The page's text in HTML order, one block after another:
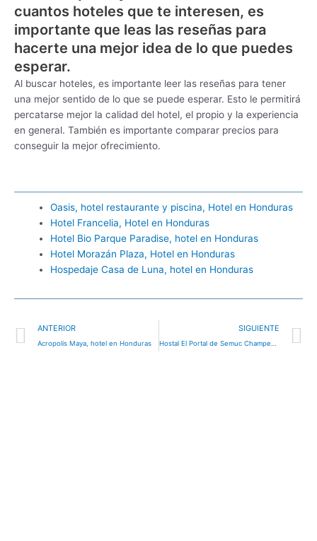
cuantos hoteles que te interesen, es
importante que leas las reseñas para
hacerte una mejor idea de lo que puedes
esperar.
Al buscar hoteles, es importante leer las reseñas para tener
una mejor sentido de lo que se puede esperar. Esto le permitirá
percatarse mejor la calidad del hotel, el propio y la experiencia
en general. También es importante comparar precios para
conseguir la mejor ofrecimiento.
Oasis, hotel restaurante y piscina, Hotel en Honduras
Hotel Francelia, Hotel en Honduras
Hotel Bio Parque Paradise, hotel en Honduras
Hotel Morazán Plaza, Hotel en Honduras
Hospedaje Casa de Luna, hotel en Honduras
Ant
ANTERIOR
Acropolis Maya, hotel en Honduras
SIGUIENTE
Hostal El Portal de Semuc Champey, hotel en Honduras